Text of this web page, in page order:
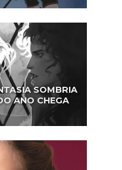
SOMBRIA
ANO CHEGA